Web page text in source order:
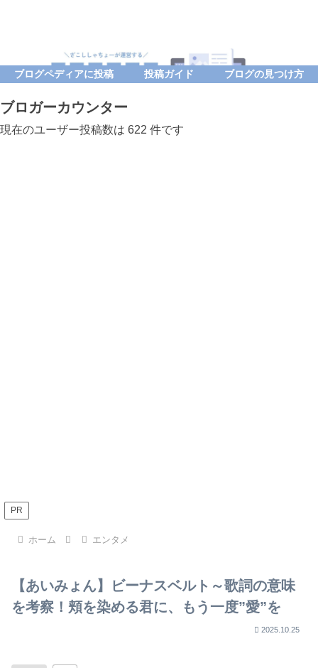
ブログペディアに投稿 投稿ガイド ブログの見つけ方
ブロガーカウンター
現在のユーザー投稿数は 622 件です
PR
ホーム エンタメ
【あいみょん】ビーナスベルト～歌詞の意味
を考察！頬を染める君に、もう一度”愛”を
2025.10.25